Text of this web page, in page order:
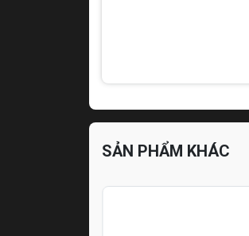
SẢN PHẨM KHÁC